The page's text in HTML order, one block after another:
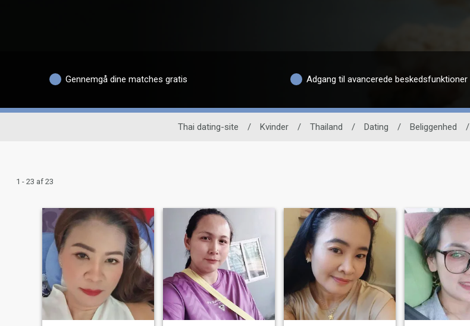
Gennemgå dine matches gratis Adgang til avancerede beskedsfunktioner
Thai dating-site / Kvinder / Thailand / Dating / Beliggenhed /
1 - 23 af 23